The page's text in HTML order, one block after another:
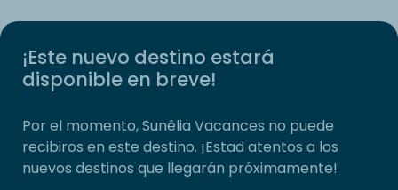
¡Este nuevo destino estará
disponible en breve!
Por el momento, Sunêlia Vacances no puede
recibiros en este destino. ¡Estad atentos a los
nuevos destinos que llegarán próximamente!